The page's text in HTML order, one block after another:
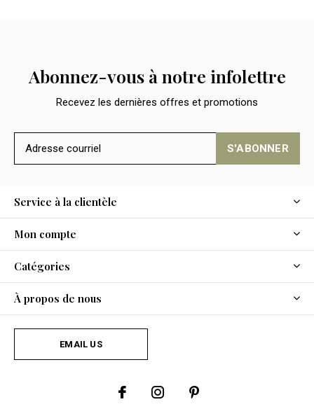
Abonnez-vous à notre infolettre
Recevez les dernières offres et promotions
S'ABONNER
Service à la clientèle
Mon compte
Catégories
À propos de nous
EMAIL US